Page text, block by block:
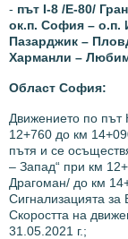
- път І-8 /Е-80/
ок.п. София – о.п.
Пазарджик –
Харманли –
Област София:
Движението по път
12+760 до км
пътя и се
– Запад“ при км
Драгоман/ до км
Сигнализацията
Скоростта на
31.05.2021 г.;